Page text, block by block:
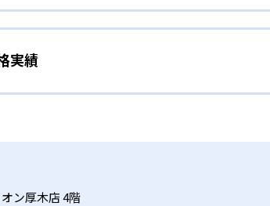
数定員制により、一人ひとりの発達段階や
を使用。創作絵画や創作ストーリーなどを
おり、主にIQとEQをバランスよく高めるこ
時に空きがない場合がある。
実績
を公式サイトで公開していない。
ン厚木店 4階